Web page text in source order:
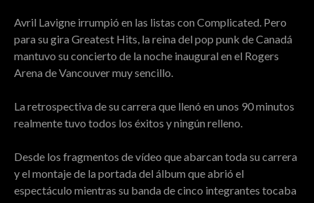
Avril Lavigne irrumpió en las listas con Complicated. Pero
para su gira Greatest Hits, la reina del pop punk de Canadá
mantuvo su concierto de la noche inaugural en el Rogers
Arena de Vancouver muy sencillo.
La retrospectiva de su carrera que llenó en unos 90 minutos
realmente tuvo todos los éxitos y ningún relleno.
Desde los fragmentos de vídeo que abarcan toda su carrera
y el montaje de la portada del álbum que abrió el
espectáculo mientras su banda de cinco integrantes tocaba